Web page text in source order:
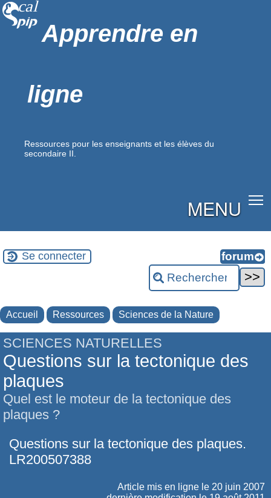
Apprendre en
ligne
Ressources pour les enseignants et les élèves du
secondaire II.
MENU
Se connecter
Accueil Ressources Sciences de la Nature
SCIENCES NATURELLES
Questions sur la tectonique des
plaques
Quel est le moteur de la tectonique des
plaques ?
Questions sur la tectonique des plaques.
LR200507388
Article mis en ligne le 20 juin 2007